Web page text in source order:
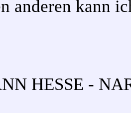
anderen kann
HESSE -